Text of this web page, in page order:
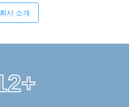
회사 소개